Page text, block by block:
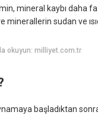
mineral kaybı daha
sudan ve
okuyun: milliyet.com.tr
başladıktan sonra